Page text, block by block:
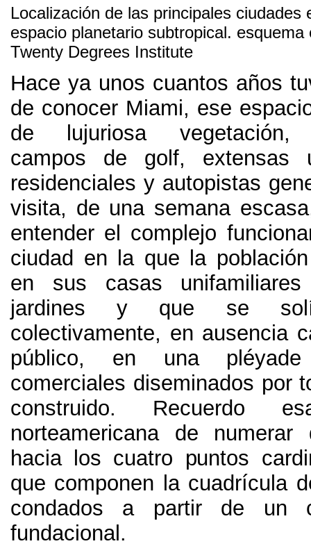
Localización de las principales ciudades
espacio planetario subtropical. esquema
Twenty Degrees Institute
Hace ya unos cuantos años
de conocer Miami, ese
de lujuriosa vegetación
campos de golf, extensas
residenciales y autopistas
visita, de una semana escasa
entender el complejo
ciudad en la que la
en sus casas
jardines y que se
colectivamente, en ausencia
público, en una
comerciales diseminados por
construido. Recuerdo
norteamericana de
hacia los cuatro puntos
que componen la cuadrícula
condados a partir de un
fundacional.